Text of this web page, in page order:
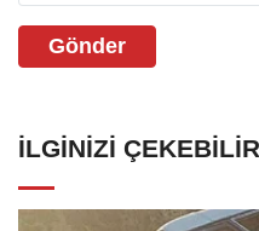
Gönder
İLGINIZI ÇEKEBILIR